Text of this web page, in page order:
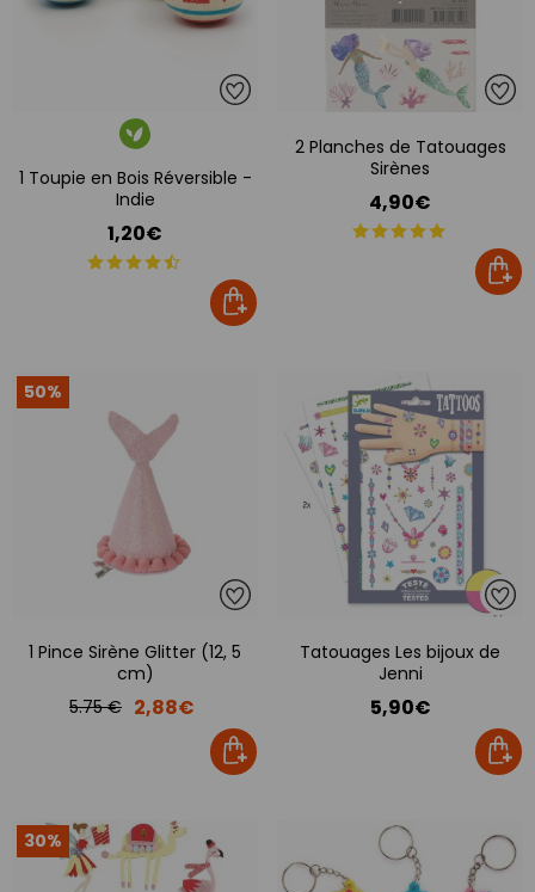
1 Toupie en Bois Réversible -
Indie
1,20€
2 Planches de Tatouages
Sirènes
4,90€
50%
1 Pince Sirène Glitter (12, 5
cm)
5.75 € 2,88€
Tatouages Les bijoux de
Jenni
5,90€
30%